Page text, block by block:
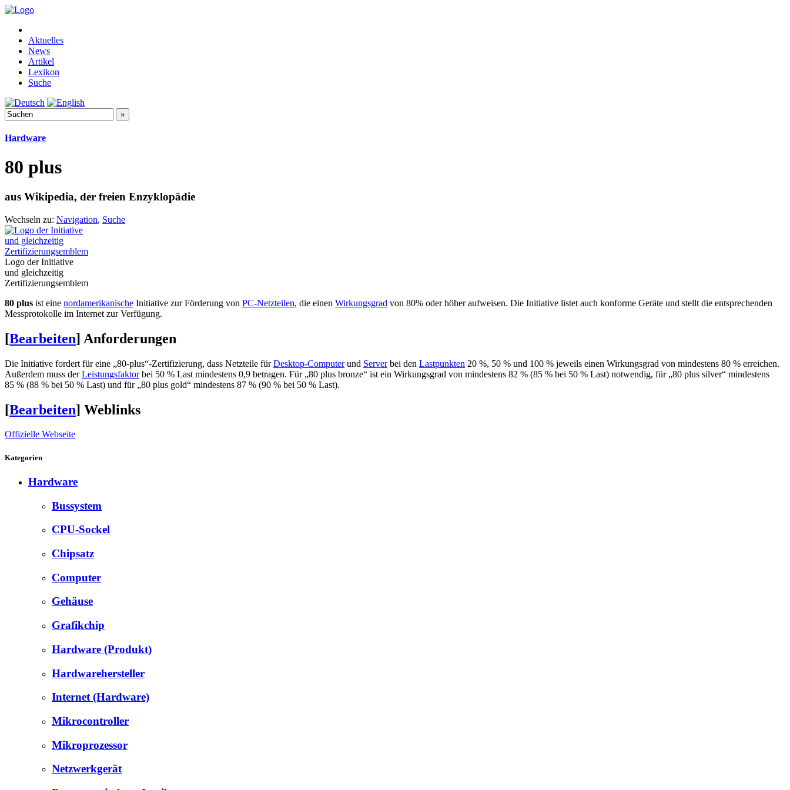
Aktuelles
News
Artikel
Lexikon
Suche
Hardware
80 plus
aus Wikipedia, der freien Enzyklopädie
Wechseln zu: Navigation, Suche
Logo der Initiative
und gleichzeitig
Zertifizierungsemblem
80 plus ist eine nordamerikanische Initiative zur Förderung von PC-Netzteilen, die einen Wirkungsgrad von 80% oder höher aufweisen. Die Initiative listet auch konforme Geräte und stellt die entsprechenden
Messprotokolle im Internet zur Verfügung.
[Bearbeiten] Anforderungen
Die Initiative fordert für eine „80-plus“-Zertifizierung, dass Netzteile fürDesktop-Computerund Serverbei den Lastpunkten 20 %, 50 % und 100 % jeweils einen Wirkungsgrad von mindestens 80 % erreichen.
Außerdem muss derLeistungsfaktorbei 50 % Last mindestens 0,9 betragen. Für „80 plus bronze“ ist ein Wirkungsgrad von mindestens 82 % (85 % bei 50 % Last) notwendig, für „80 plus silver“ mindestens
85 % (88 % bei 50 % Last) und für „80 plus gold“ mindestens 87 % (90 % bei 50 % Last).
[Bearbeiten] Weblinks
Offizielle Webseite
Kategorien
Hardware
Bussystem
CPU-Sockel
Chipsatz
Computer
Gehäuse
Grafikchip
Hardware (Produkt)
Hardwarehersteller
Internet (Hardware)
Mikrocontroller
Mikroprozessor
Netzwerkgerät